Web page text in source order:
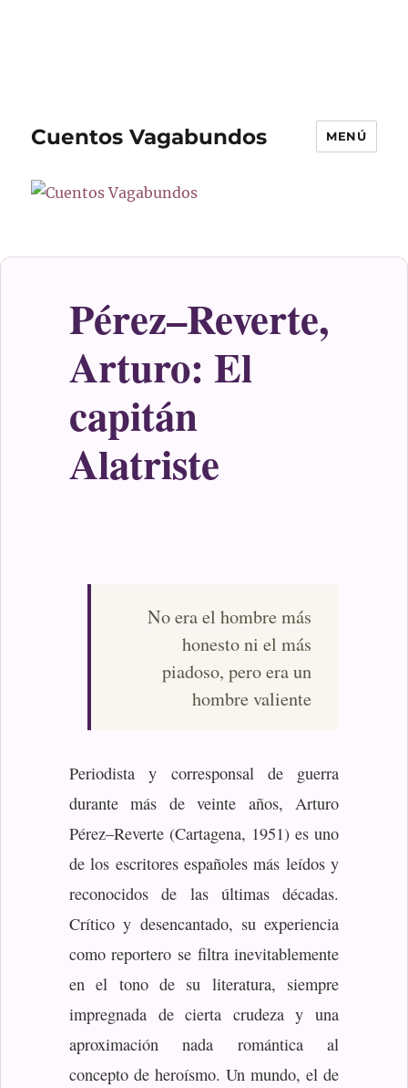
Cuentos Vagabundos MENÚ
Pérez–Reverte,
Arturo: El
capitán
Alatriste
No era el hombre más
honesto ni el más
piadoso, pero era un
hombre valiente
Periodista y corresponsal de guerra
durante más de veinte años, Arturo
Pérez‒Reverte (Cartagena, 1951) es uno
de los escritores españoles más leídos y
reconocidos de las últimas décadas.
Crítico y desencantado, su experiencia
como reportero se filtra inevitablemente
en el tono de su literatura, siempre
impregnada de cierta crudeza y una
aproximación nada romántica al
concepto de heroísmo. Un mundo, el de